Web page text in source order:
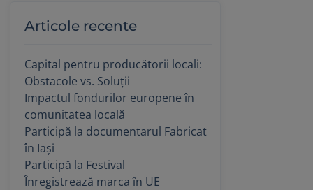
Articole recente
Capital pentru producătorii locali:
Obstacole vs. Soluții
Impactul fondurilor europene în
comunitatea locală
Participă la documentarul Fabricat
în Iași
Participă la Festival
Înregistrează marca în UE